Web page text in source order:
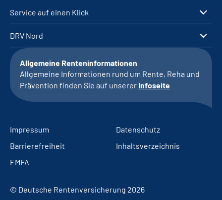
Service auf einen Klick
DRV Nord
Allgemeine Renteninformationen
Allgemeine Informationen rund um Rente, Reha und
Prävention finden Sie auf unserer Infoseite
Impressum
Datenschutz
Barrierefreiheit
Inhaltsverzeichnis
EMFA
© Deutsche Rentenversicherung 2026